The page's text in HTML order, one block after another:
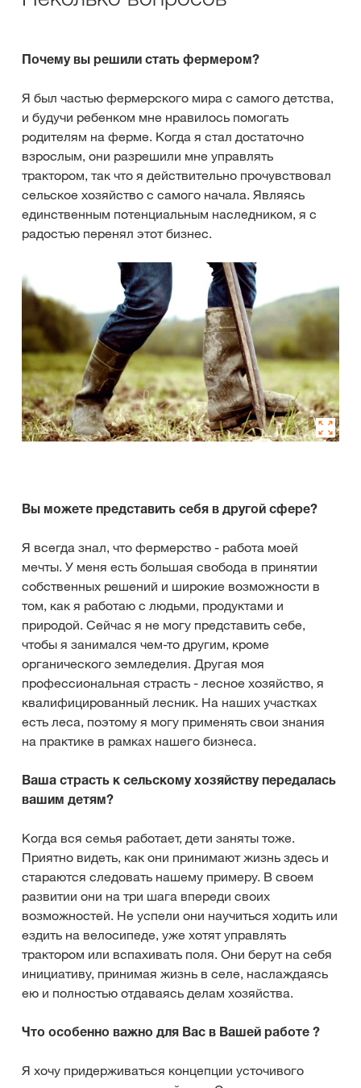
Почему вы решили стать фермером?
Я был частью фермерского мира с самого детства,
и будучи ребенком мне нравилось помогать
родителям на ферме. Когда я стал достаточно
взрослым, они разрешили мне управлять
трактором, так что я действительно прочувствовал
сельское хозяйство с самого начала. Являясь
единственным потенциальным наследником, я с
радостью перенял этот бизнес.
Вы можете представить себя в другой сфере?
Я всегда знал, что фермерство - работа моей
мечты. У меня есть большая свобода в принятии
собственных решений и широкие возможности в
том, как я работаю с людьми, продуктами и
природой. Сейчас я не могу представить себе,
чтобы я занимался чем-то другим, кроме
органического земледелия. Другая моя
профессиональная страсть - лесное хозяйство, я
квалифицированный лесник. На наших участках
есть леса, поэтому я могу применять свои знания
на практике в рамках нашего бизнеса.
Ваша страсть к сельскому хозяйству передалась
вашим детям?
Когда вся семья работает, дети заняты тоже.
Приятно видеть, как они принимают жизнь здесь и
стараются следовать нашему примеру. В своем
развитии они на три шага впереди своих
возможностей. Не успели они научиться ходить или
ездить на велосипеде, уже хотят управлять
трактором или вспахивать поля. Они берут на себя
инициативу, принимая жизнь в селе, наслаждаясь
ею и полностью отдаваясь делам хозяйства.
Что особенно важно для Вас в Вашей работе ?
Я хочу придерживаться концепции усточивого